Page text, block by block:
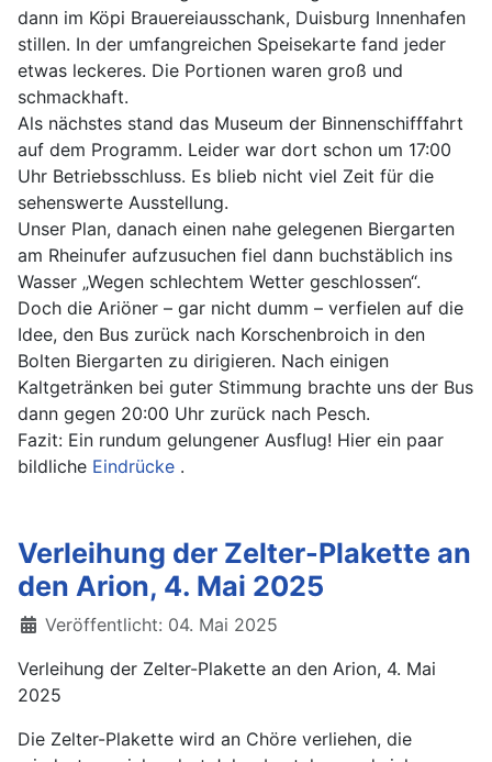
dann im Köpi Brauereiausschank, Duisburg Innenhafen
stillen. In der umfangreichen Speisekarte fand jeder
etwas leckeres. Die Portionen waren groß und
schmackhaft.
Als nächstes stand das Museum der Binnenschifffahrt
auf dem Programm. Leider war dort schon um 17:00
Uhr Betriebsschluss. Es blieb nicht viel Zeit für die
sehenswerte Ausstellung.
Unser Plan, danach einen nahe gelegenen Biergarten
am Rheinufer aufzusuchen fiel dann buchstäblich ins
Wasser „Wegen schlechtem Wetter geschlossen“.
Doch die Ariöner – gar nicht dumm – verfielen auf die
Idee, den Bus zurück nach Korschenbroich in den
Bolten Biergarten zu dirigieren. Nach einigen
Kaltgetränken bei guter Stimmung brachte uns der Bus
dann gegen 20:00 Uhr zurück nach Pesch.
Fazit: Ein rundum gelungener Ausflug! Hier ein paar
bildliche Eindrücke .
Verleihung der Zelter-Plakette an
den Arion, 4. Mai 2025
Details
Veröffentlicht: 04. Mai 2025
Verleihung der Zelter-Plakette an den Arion, 4. Mai
2025
Die Zelter-Plakette wird an Chöre verliehen, die